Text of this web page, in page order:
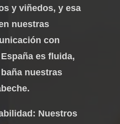
y viñedos, y esa
nuestras
con
es fluida,
nuestras
Nuestros